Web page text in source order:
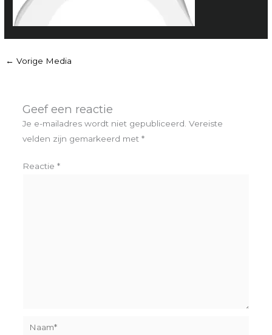
← Vorige Media
Geef een reactie
Je e-mailadres wordt niet gepubliceerd. Vereiste
velden zijn gemarkeerd met *
Reactie *